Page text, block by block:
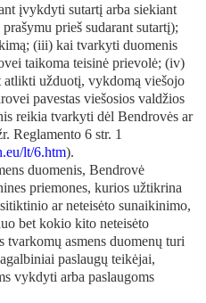
įvykdyti sutartį arba siekiant
prieš sudarant sutartį);
(iii) kai tvarkyti duomenis
taikoma teisinė prievolė; (iv)
užduotį, vykdomą viešojo
pavestas viešosios valdžios
reikia tvarkyti dėl Bendrovės ar
Reglamento 6 str. 1
lt/6.htm).
duomenis, Bendrovė
priemones, kurios užtikrina
ar neteisėto sunaikinimo,
bet kokio kito neteisėto
asmens duomenų turi
paslaugų teikėjai,
vykdyti arba paslaugoms